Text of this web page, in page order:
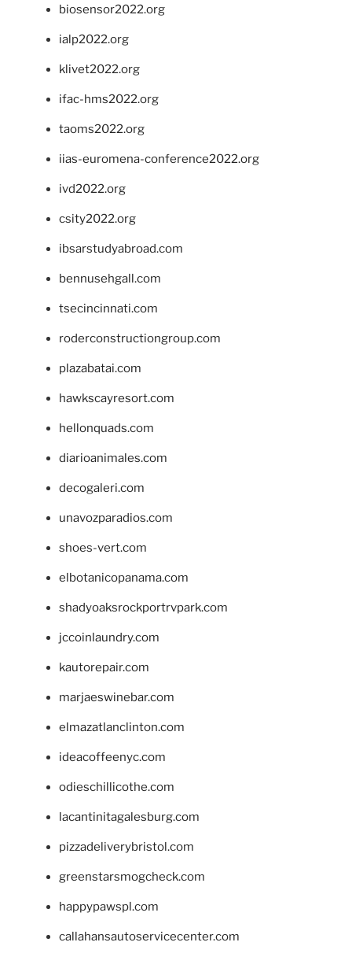
biosensor2022.org
ialp2022.org
klivet2022.org
ifac-hms2022.org
taoms2022.org
iias-euromena-conference2022.org
ivd2022.org
csity2022.org
ibsarstudyabroad.com
bennusehgall.com
tsecincinnati.com
roderconstructiongroup.com
plazabatai.com
hawkscayresort.com
hellonquads.com
diarioanimales.com
decogaleri.com
unavozparadios.com
shoes-vert.com
elbotanicopanama.com
shadyoaksrockportrvpark.com
jccoinlaundry.com
kautorepair.com
marjaeswinebar.com
elmazatlanclinton.com
ideacoffeenyc.com
odieschillicothe.com
lacantinitagalesburg.com
pizzadeliverybristol.com
greenstarsmogcheck.com
happypawspl.com
callahansautoservicecenter.com